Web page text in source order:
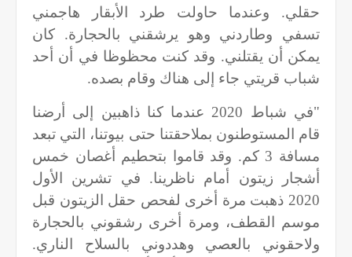
حقلي. وعندما حاولت طرد الأبقار هاجمني
تسفي وطاردني وهو يرشقني بالحجارة. كان
يمكن أن يقتلني. وقد كنت محظوظا في أن أحد
شباب قريتي جاء إلى هناك وقام بصده.
"في شباط 2020 عندما كنا ذاهبين إلى أرضنا
قام المستوطنون بملاحقتنا حتى بيوتنا، التي تبعد
مسافة 3 كم. وقد قاموا بتحطيم أغصان خمس
أشجار زيتون أمام ناظرينا. في تشرين الأول
2020 ذهبت مرة أخرى لفحص حقل الزيتون قبل
موسم القطف، ومرة أخرى رشقوني بالحجارة
ولاحقوني بالعصي وهددوني بالسلاح الناري.